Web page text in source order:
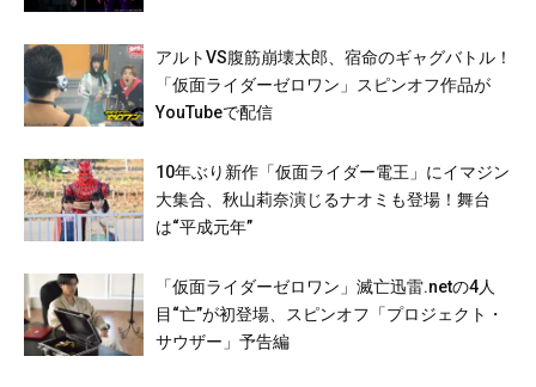
アルトVS腹筋崩壊太郎、宿命のギャグバトル！
「仮面ライダーゼロワン」スピンオフ作品が
YouTubeで配信
10年ぶり新作「仮面ライダー電王」にイマジン
大集合、秋山莉奈演じるナオミも登場！舞台
は“平成元年”
「仮面ライダーゼロワン」滅亡迅雷.netの4人
目“亡”が初登場、スピンオフ「プロジェクト・
サウザー」予告編